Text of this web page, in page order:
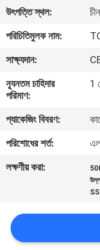
আমাদের
সম্পর্কে
ফ্যাক্টরি
ট্যুর
মান
নিয়ন্ত্রণ
সাথে
যোগাযোগ
উৎপত্তি স্থল:
চীন
পরিচিতিমুলক নাম:
সাক্ষ্যদান:
ন্যূনতম চাহিদার
পরিমাণ:
1
প্যাকেজিং বিবরণ:
পরিশোধের শর্ত:
লক্ষণীয় করা: